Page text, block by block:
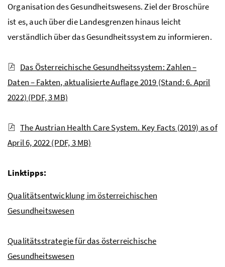
Organisation des Gesundheitswesens. Ziel der Broschüre
ist es, auch über die Landesgrenzen hinaus leicht
verständlich über das Gesundheitssystem zu informieren.
Das Österreichische Gesundheitssystem: Zahlen –
Daten – Fakten, aktualisierte Auflage 2019 (Stand: 6. April
2022) (PDF, 3 MB)
The Austrian Health Care System. Key Facts (2019) as of
April 6, 2022(PDF, 3 MB)
Linktipps:
Qualitätsentwicklung im österreichischen
Gesundheitswesen
Qualitätsstrategie für das österreichische
Gesundheitswesen